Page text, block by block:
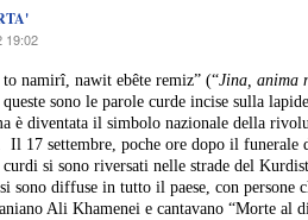
19:02
namirî, nawit ebête remiz” (“Jina, anima
sono le parole curde incise sulla
è diventata il simbolo nazionale della
17 settembre, poche ore dopo il funerale
si sono riversati nelle strade del
sono diffuse in tutto il paese, con persone
Ali Khamenei e cantavano “Morte al